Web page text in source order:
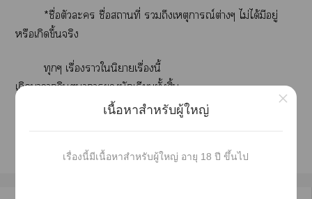
*ชื่อตัวะ ชื่อสถานที่่ ถึงเหตุการณ์ต่างๆ ไม่ได้มีอยู่
หรือเกิดขึ้นจริง
ทุกๆ เรื่องาในิยายเรื่องนี้
เกิดาาจินตนาการนักเรียนทั้งสิ้น
*ห้ามคัด ตัดเเง เลียนเเบบทุรณีค่ะ
เนื้อหาสำหรับผู้ใหญ่
เรื่องนี้มีเนื้อหาสำหรับผู้ใหญ่ อายุ 18 ปี ขึ้นไป
×